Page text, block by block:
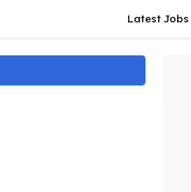
Latest Jobs